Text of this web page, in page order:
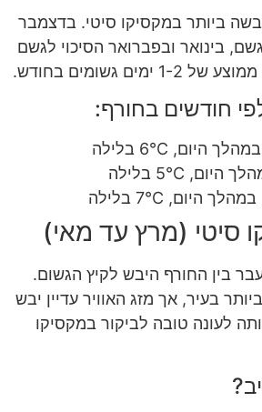
ביותר במקסיקו סיטי. בדצמבר
כ-2 ימי גשם, בינואר ובפברואר הסיכוי לגשם
גשומים בחודש.
חודשים בחורף:
סיטי (מרץ עד מאי)
בין החורף היבש לקיץ הגשום.
בעיר, אך מזג האוויר עדיין יבש
לעונה טובה לביקור במקסיקו